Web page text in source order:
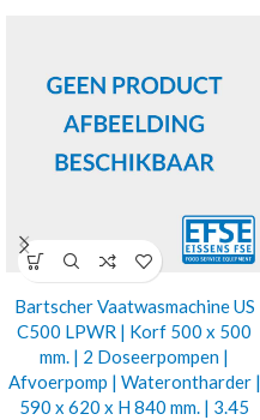
Bartscher Vaatwasmachine US
C500 LPWR | Korf 500 x 500
mm. | 2 Doseerpompen |
Afvoerpomp | Waterontharder |
590 x 620 x H 840 mm. | 3.45